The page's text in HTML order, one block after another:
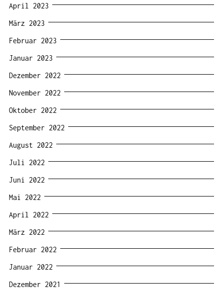
April 2023
März 2023
Februar 2023
Januar 2023
Dezember 2022
November 2022
Oktober 2022
September 2022
August 2022
Juli 2022
Juni 2022
Mai 2022
April 2022
März 2022
Februar 2022
Januar 2022
Dezember 2021